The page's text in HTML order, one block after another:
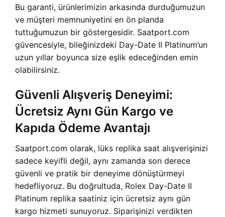
Bu garanti, ürünlerimizin arkasında durduğumuzun
ve müşteri memnuniyetini en ön planda
tuttuğumuzun bir göstergesidir. Saatport.com
güvencesiyle, bileğinizdeki Day-Date II Platinum’un
uzun yıllar boyunca size eşlik edeceğinden emin
olabilirsiniz.
Güvenli Alışveriş Deneyimi:
Ücretsiz Aynı Gün Kargo ve
Kapıda Ödeme Avantajı
Saatport.com olarak, lüks replika saat alışverişinizi
sadece keyifli değil, aynı zamanda son derece
güvenli ve pratik bir deneyime dönüştürmeyi
hedefliyoruz. Bu doğrultuda, Rolex Day-Date II
Platinum replika saatiniz için ücretsiz aynı gün
kargo hizmeti sunuyoruz. Siparişinizi verdikten